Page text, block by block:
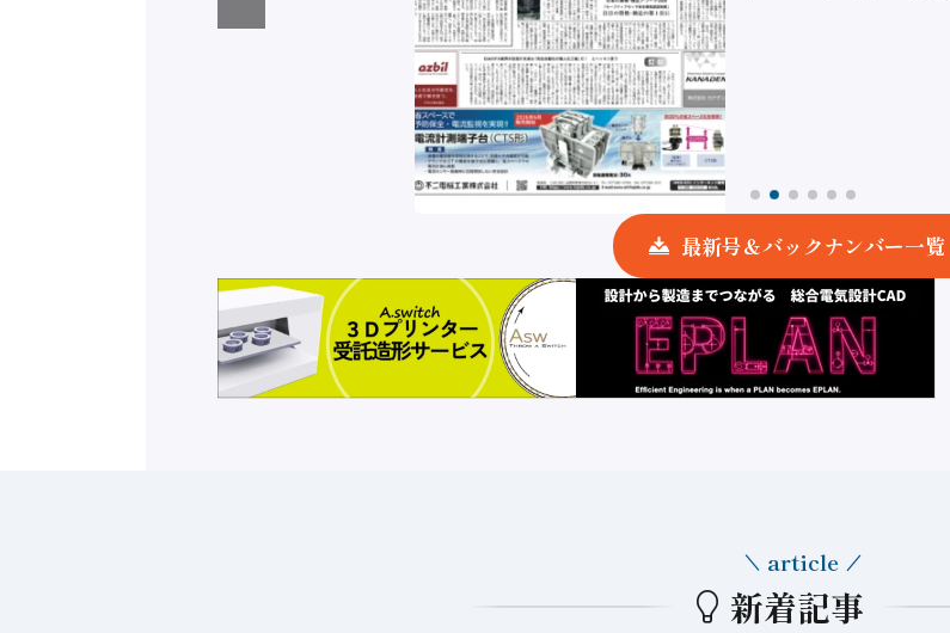
最新号＆バックナンバー一覧
新着記事
article